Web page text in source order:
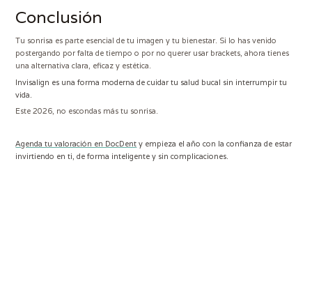
Conclusión
Tu sonrisa es parte esencial de tu imagen y tu bienestar. Si lo has venido
postergando por falta de tiempo o por no querer usar brackets, ahora tienes
una alternativa clara, eficaz y estética.
Invisalign es una forma moderna de cuidar tu salud bucal sin interrumpir tu
vida.
Este 2026, no escondas más tu sonrisa.
Agenda tu valoración en DocDent y empieza el año con la confianza de estar
invirtiendo en ti, de forma inteligente y sin complicaciones.